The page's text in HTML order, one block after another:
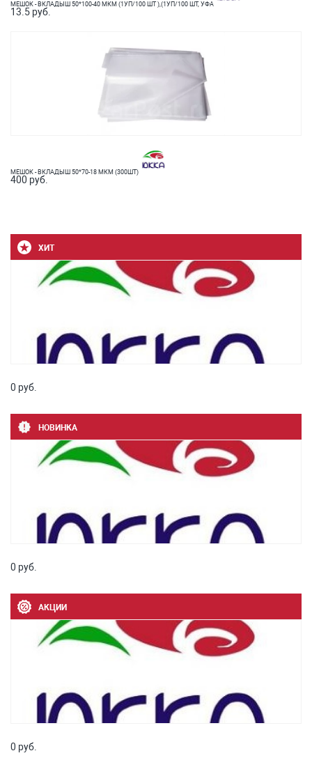
МЕШОК - ВКЛАДЫШ 50*100-40 МКМ (1УП/100 ШТ ),(1УП/100 ШТ, УФА
13.5 руб.
МЕШОК - ВКЛАДЫШ 50*70-18 МКМ (300ШТ)
400 руб.
ХИТ
0 руб.
НОВИНКА
0 руб.
АКЦИИ
0 руб.